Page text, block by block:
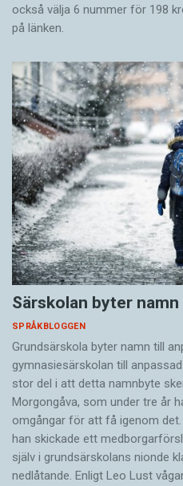
också välja 6 nummer för 198
på länken.
Särskolan byter namn
SPRÅKBLOGGEN
Grundsärskola byter namn till
gymnasiesärskolan till
stor del i att detta namnbyte
Morgongåva, som under tre år
omgångar för att få igenom
han skickade ett
själv i grundsärskolans nionde
nedlåtande. Enligt Leo Lust